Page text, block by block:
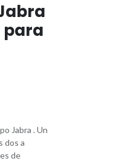
para
Jabra . Un
dos a
de